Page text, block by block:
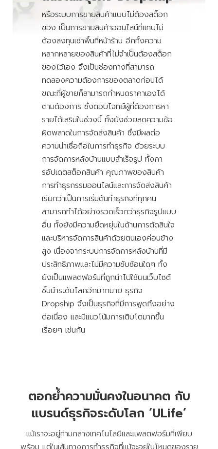
หรือระบบการขายสินค้าแบบไม่ต้องสต็อก
ของ เป็นการขายสินค้าออนไลน์ที่แทบไม่
ต้องลงทุนเช่าพื้นที่หน้าร้าน อีกทั้งความ
หลากหลายของสินค้าที่ไม่จำเป็นต้องสต็อก
ของไว้เอง จึงเป็นช่องทางที่สามารถ
ทดลองความต้องการของตลาดก่อนได้
ขณะที่ผู้ขายก็สามารถกำหนดราคาเองได้
ตามต้องการ ซึ่งตอบโจทย์ผู้ที่ต้องการหา
รายได้เสริมในช่วงนี้ ทั้งยังช่วยลดความข้อ
ผิดพลาดในการจัดส่งสินค้า ซึ่งมีผลต่อ
ความน่าเชื่อถือในการทำธุรกิจ ด้วยระบบ
การจัดการหลังบ้านแบบสำเร็จรูป ทั้งกา
รอัปเดตสต็อกสินค้า คุณภาพของสินค้า
การทำธุรกรรมออนไลน์และการจัดส่งสินค้า
เรียกว่าเป็นการเริ่มต้นทำธุรกิจที่ทุกคน
สามารถทำได้อย่างรวดเร็วกว่าธุรกิจรูปแบบ
อื่น ทั้งยังมีความยืดหยุ่นในด้านการตัดสินใจ
และบริหารจัดการสินค้าด้วยตนเองค่อนข้าง
สูง เนื่องจากระบบการจัดการหลังบ้านที่มี
ประสิทธิภาพและไม่มีความซับซ้อนใดๆ ทั้ง
ยังเป็นแพลตฟอร์มที่ถูกนำไปใช้บนเว็บไซต์
ชั้นนำระดับโลกอีกมากมาย ธุรกิจ
Dropship จึงเป็นธุรกิจที่มีการพูดถึงอย่าง
ต่อเนื่อง และมีแนวโน้มการเติบโตมากขึ้น
เรื่อยๆ เช่นกัน
ตอกย้ำความมั่นคงในอนาคต กับ
แบรนด์ธุรกิจระดับโลก ‘ULife’
แม้เราจะอยู่ท่ามกลางเทคโนโลยีและแพลตฟอร์มที่เพียบ